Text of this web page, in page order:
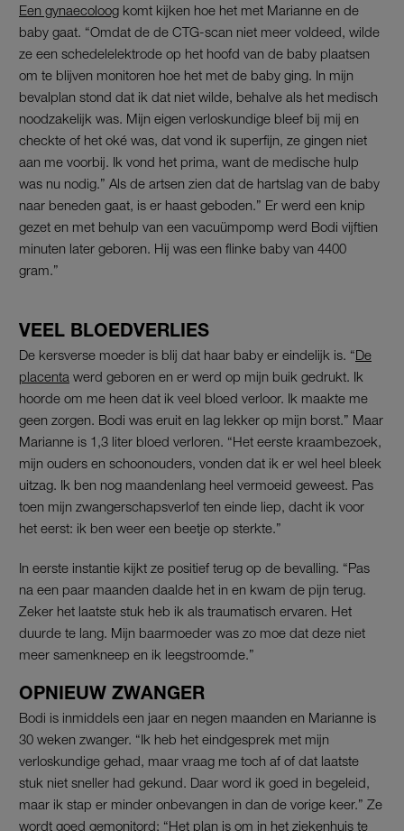
Een gynaecoloog komt kijken hoe het met Marianne en de
baby gaat. “Omdat de de CTG-scan niet meer voldeed, wilde
ze een schedelelektrode op het hoofd van de baby plaatsen
om te blijven monitoren hoe het met de baby ging. In mijn
bevalplan stond dat ik dat niet wilde, behalve als het medisch
noodzakelijk was. Mijn eigen verloskundige bleef bij mij en
checkte of het oké was, dat vond ik superfijn, ze gingen niet
aan me voorbij. Ik vond het prima, want de medische hulp
was nu nodig.” Als de artsen zien dat de hartslag van de baby
naar beneden gaat, is er haast geboden.” Er werd een knip
gezet en met behulp van een vacuümpomp werd Bodi vijftien
minuten later geboren. Hij was een flinke baby van 4400
gram.”
VEEL BLOEDVERLIES
De kersverse moeder is blij dat haar baby er eindelijk is. “De
placenta werd geboren en er werd op mijn buik gedrukt. Ik
hoorde om me heen dat ik veel bloed verloor. Ik maakte me
geen zorgen. Bodi was eruit en lag lekker op mijn borst.” Maar
Marianne is 1,3 liter bloed verloren. “Het eerste kraambezoek,
mijn ouders en schoonouders, vonden dat ik er wel heel bleek
uitzag. Ik ben nog maandenlang heel vermoeid geweest. Pas
toen mijn zwangerschapsverlof ten einde liep, dacht ik voor
het eerst: ik ben weer een beetje op sterkte.”
In eerste instantie kijkt ze positief terug op de bevalling. “Pas
na een paar maanden daalde het in en kwam de pijn terug.
Zeker het laatste stuk heb ik als traumatisch ervaren. Het
duurde te lang. Mijn baarmoeder was zo moe dat deze niet
meer samenkneep en ik leegstroomde.”
OPNIEUW ZWANGER
Bodi is inmiddels een jaar en negen maanden en Marianne is
30 weken zwanger. “Ik heb het eindgesprek met mijn
verloskundige gehad, maar vraag me toch af of dat laatste
stuk niet sneller had gekund. Daar word ik goed in begeleid,
maar ik stap er minder onbevangen in dan de vorige keer.” Ze
wordt goed gemonitord: “Het plan is om in het ziekenhuis te